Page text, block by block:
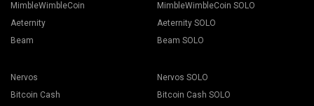
MimbleWimbleCoin
Aeternity
Beam
MimbleWimbleCoin SOLO
Aeternity SOLO
Beam SOLO
Nervos
Bitcoin Cash
Nervos SOLO
Bitcoin Cash SOLO